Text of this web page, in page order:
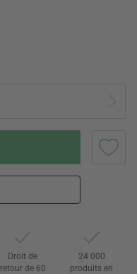
Droit de
retour de 60
24 000
produits en